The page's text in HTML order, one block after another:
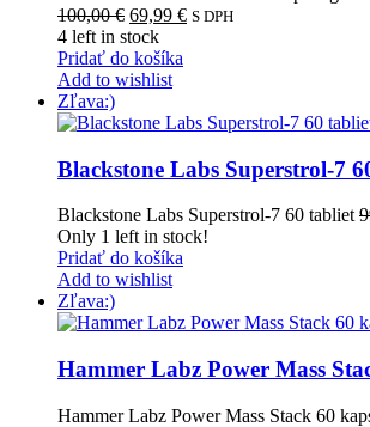
100,00€ Pôvodná
cena
bola:
100,00 €.
69,99 €Aktuálna
S DPH
4 left in stock
Pridať do košíka
Add to wishlist
Zľava:)
Blackstone Labs Superstrol-7
Blackstone Labs Superstrol-7 60 tabliet
Only 1 left in stock!
Pridať do košíka
Add to wishlist
Zľava:)
Hammer Labz Power Mass
Hammer Labz Power Mass Stack 60